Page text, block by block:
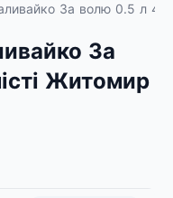
За волю 0.5 л
За
Житомир